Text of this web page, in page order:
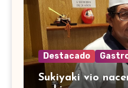
Destacado
Sukiyaki vio